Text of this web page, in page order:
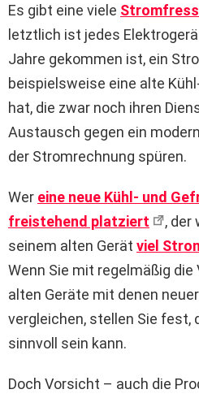
Es gibt eine viele
letztlich ist jedes
Jahre gekommen ist, ein
beispielsweise eine alte
hat, die zwar noch ihren
Austausch gegen ein
der Stromrechnung spüren.
Wer eine neue Kühl- und
freistehend platziert
, der
seinem alten Gerät viel
Wenn Sie mit regelmäßig
alten Geräte mit denen
vergleichen, stellen Sie fest,
sinnvoll sein kann.
Doch Vorsicht – auch die